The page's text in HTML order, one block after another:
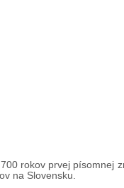
slávila 700 rokov
Rehole